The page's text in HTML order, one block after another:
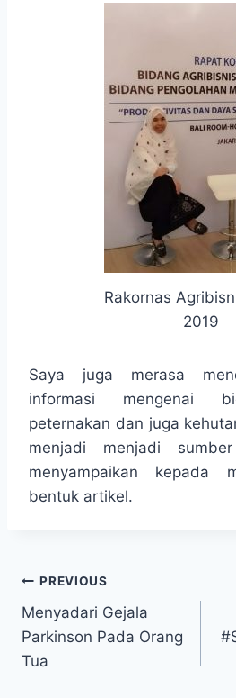
Rakornas
2019
Saya juga merasa
informasi mengenai
peternakan dan juga
menjadi menjadi
menyampaikan kepada
bentuk artikel.
Navigasi
pos
PREVIOUS
Menyadari Gejala
Parkinson Pada Orang
Tua